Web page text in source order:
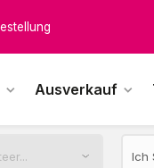
Ausverkauf